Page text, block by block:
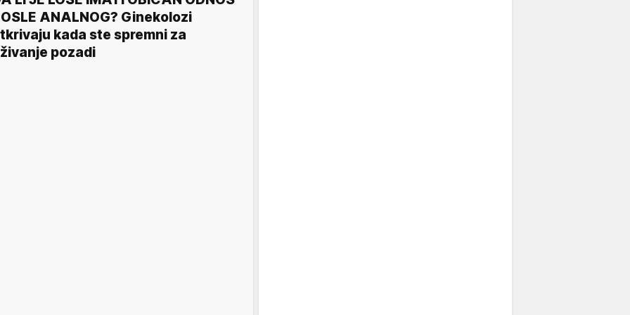
ANALNOG? Ginekolozi
kada ste spremni za
pozadi